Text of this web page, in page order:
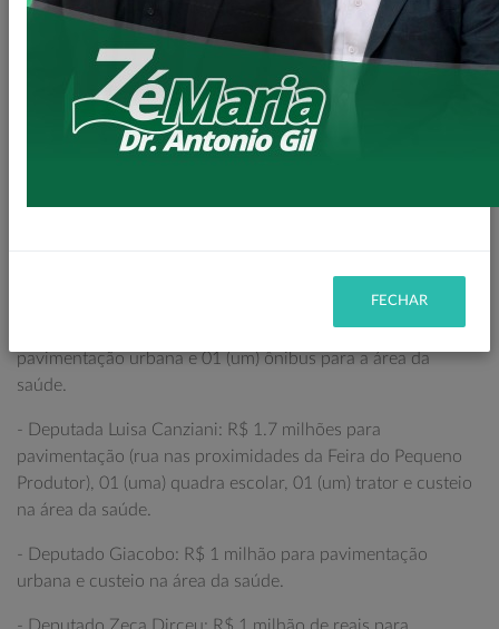
visitando os parlamentares com atuação política em nossa
cidade, em busca da viabilização de recursos que poderão
ser aplicados em obras e no desenvolvimento local.
- Deputado Toninho Wandscheer: R$ 4.9 milhões para
asfalto rural, asfalto urbano, 01 (uma) moto niveladora, 01
- Deputado Ricardo Barros: R$ 3 milhões para
pavimentação urbana e 01 (um) ônibus para a área da
saúde.
- Deputada Luisa Canziani: R$ 1.7 milhões para
pavimentação (rua nas proximidades da Feira do Pequeno
Produtor), 01 (uma) quadra escolar, 01 (um) trator e custeio
na área da saúde.
- Deputado Giacobo: R$ 1 milhão para pavimentação
urbana e custeio na área da saúde.
- Deputado Zeca Dirceu: R$ 1 milhão de reais para
FECHAR